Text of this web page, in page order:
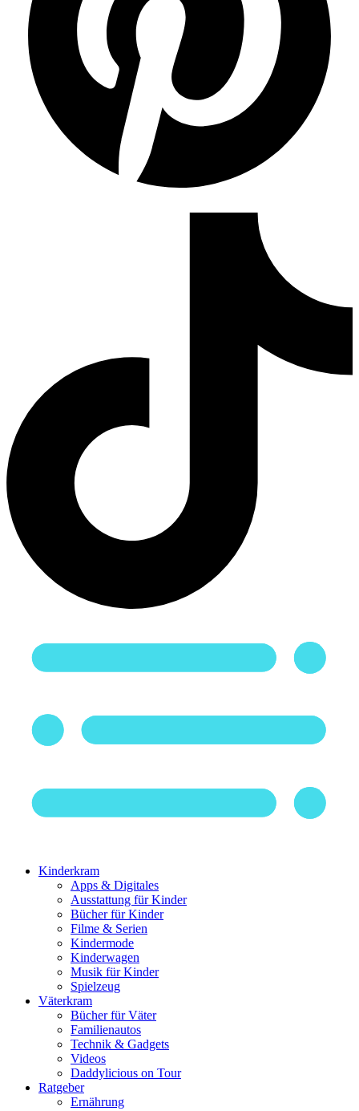
Kinderkram
Apps & Digitales
Ausstattung für Kinder
Bücher für Kinder
Filme & Serien
Kindermode
Kinderwagen
Musik für Kinder
Spielzeug
Väterkram
Bücher für Väter
Familienautos
Technik & Gadgets
Videos
Daddylicious on Tour
Ratgeber
Ernährung